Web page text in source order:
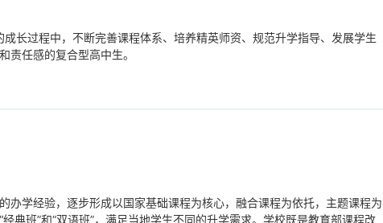
长过程中，不断完善课程体系、培养精英师资、规范升学指导、发展学生
责任感的复合型高中生。
办学经验，逐步形成以国家基础课程为核心，融合课程为依托，主题课程为
典班”和“双语班”，满足当地学生不同的升学需求。学校既是教育部课程改